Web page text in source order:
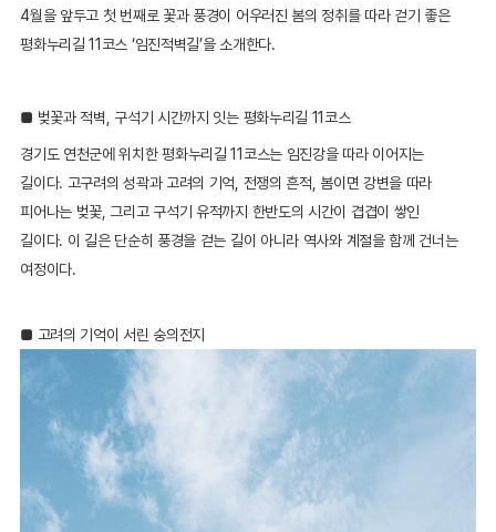
4월을 앞두고 첫 번째로 꽃과 풍경이 어우러진 봄의 정취를 따라 걷기 좋은
평화누리길 11코스 ‘임진적벽길’을 소개한다.
■ 벚꽃과 적벽, 구석기 시간까지 잇는 평화누리길 11코스
경기도 연천군에 위치한 평화누리길 11코스는 임진강을 따라 이어지는
길이다. 고구려의 성곽과 고려의 기억, 전쟁의 흔적, 봄이면 강변을 따라
피어나는 벚꽃, 그리고 구석기 유적까지 한반도의 시간이 겹겹이 쌓인
길이다. 이 길은 단순히 풍경을 걷는 길이 아니라 역사와 계절을 함께 건너는
여정이다.
■ 고려의 기억이 서린 숭의전지